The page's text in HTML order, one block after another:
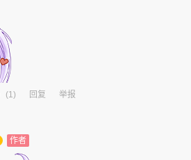
(1) 回复
举报
作者